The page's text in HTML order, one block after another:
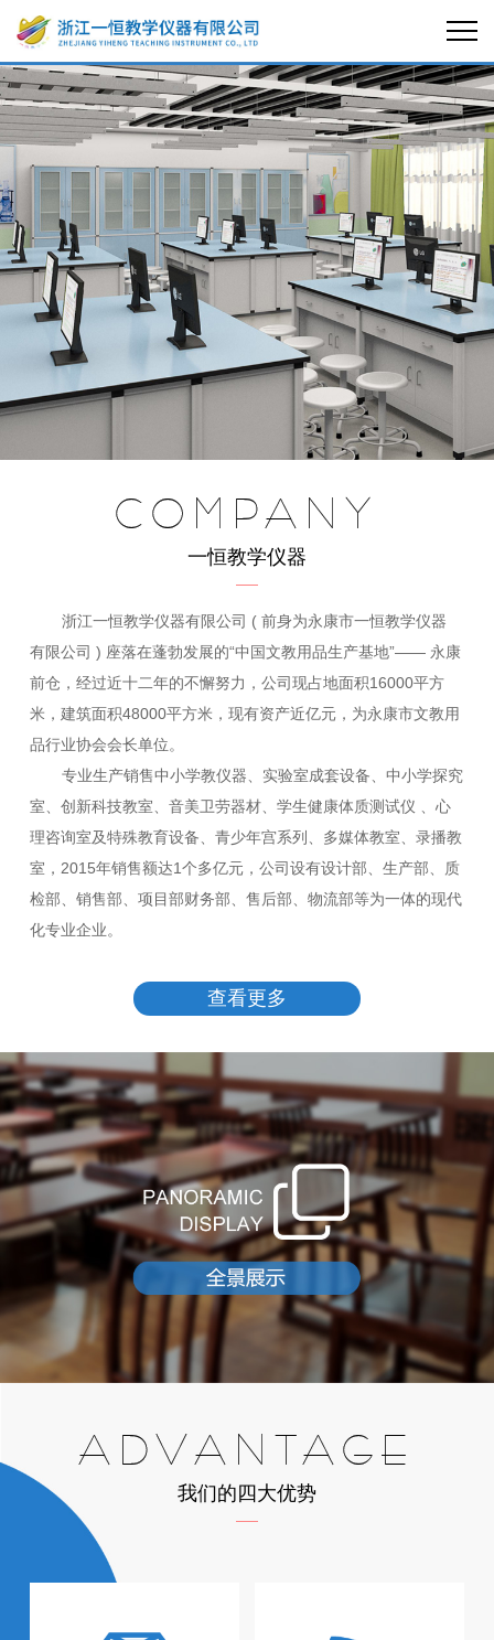
COMPANY
一恒教学仪器
浙江一恒教学仪器有限公司 ( 前身为永康市一恒教学仪器
有限公司 ) 座落在蓬勃发展的“中国文教用品生产基地”—— 永康
前仓，经过近十二年的不懈努力，公司现占地面积16000平方
米，建筑面积48000平方米，现有资产近亿元，为永康市文教用
品行业协会会长单位。
专业生产销售中小学教仪器、实验室成套设备、中小学探究
室、创新科技教室、音美卫劳器材、学生健康体质测试仪 、心
理咨询室及特殊教育设备、青少年宫系列、多媒体教室、录播教
室，2015年销售额达1个多亿元，公司设有设计部、生产部、质
检部、销售部、项目部财务部、售后部、物流部等为一体的现代
化专业企业。
查看更多
ADVANTAGE
我们的四大优势